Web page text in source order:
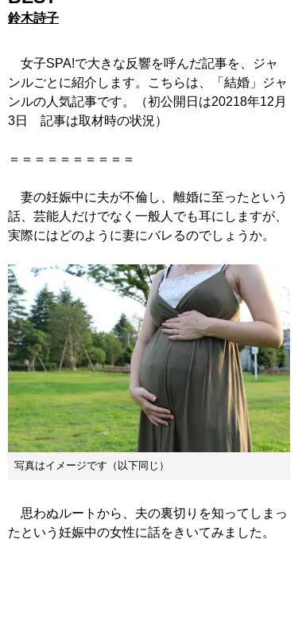
鈴木詩子
女子SPA!で大きな反響を呼んだ記事を、ジャ
ンルごとに紹介します。こちらは、「結婚」ジャ
ンルの人気記事です。（初公開日は20218年12月
3日 記事は取材時の状況）
＝＝＝＝＝＝＝＝＝＝
妻の妊娠中に夫が不倫し、離婚に至ったという
話、芸能人だけでなく一般人でも耳にしますが、
実際にはどのように妻にバレるのでしょうか。
写真はイメージです（以下同じ）
思わぬルートから、夫の裏切りを知ってしまっ
たという妊娠中の女性に話をきいてみました。